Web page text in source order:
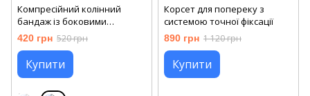
Компресійний колінний
бандаж із боковими
стабілізаторами
420 грн 520 грн
Купити
Корсет для попереку з
системою точної фіксації
890 грн 1 120 грн
Купити